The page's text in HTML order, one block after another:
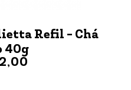
Refil - Chá
40g